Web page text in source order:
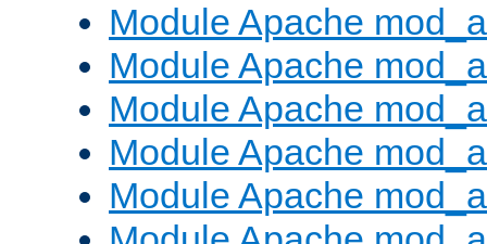
Module Apache
Module Apache
Module Apache
Module Apache
Module Apache